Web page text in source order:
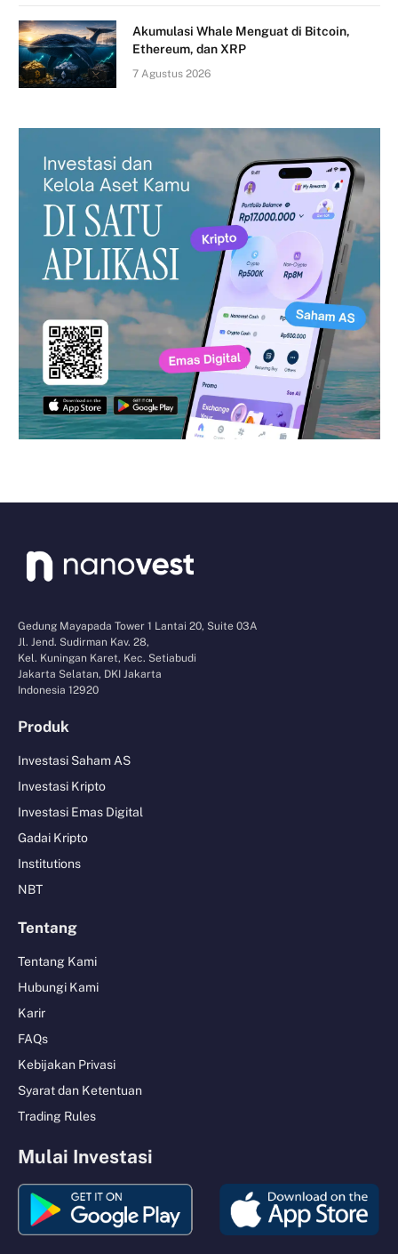
Akumulasi Whale Menguat di Bitcoin,
Ethereum, dan XRP
7 Agustus 2026
Gedung Mayapada Tower 1 Lantai 20, Suite 03A
Jl. Jend. Sudirman Kav. 28,
Kel. Kuningan Karet, Kec. Setiabudi
Jakarta Selatan, DKI Jakarta
Indonesia 12920
Produk
Investasi Saham AS
Investasi Kripto
Investasi Emas Digital
Gadai Kripto
Institutions
NBT
Tentang
Tentang Kami
Hubungi Kami
Karir
FAQs
Kebijakan Privasi
Syarat dan Ketentuan
Trading Rules
Mulai Investasi